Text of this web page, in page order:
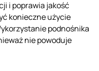
i poprawia jakość
konieczne użycie
podnośnika
nie powoduje